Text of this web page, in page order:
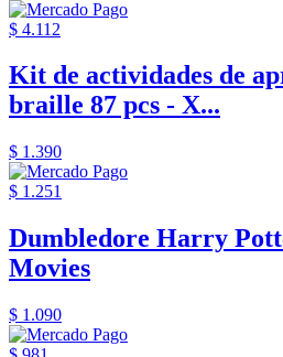
$ 4.112
Kit de actividades de
braille 87 pcs - X...
$ 1.390
$ 1.251
Dumbledore Harry
Movies
$ 1.090